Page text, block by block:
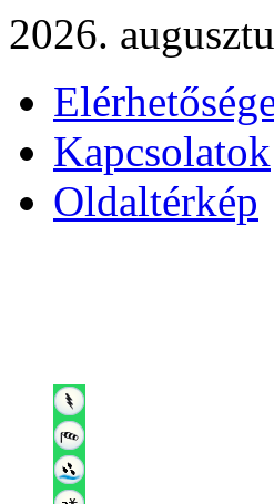
2026.
Kapcsolatok
Oldaltérkép